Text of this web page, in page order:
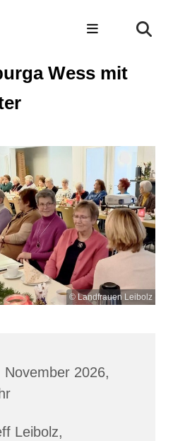
Wess mit
© Landfrauen Leibolz
2026,
Leibolz,